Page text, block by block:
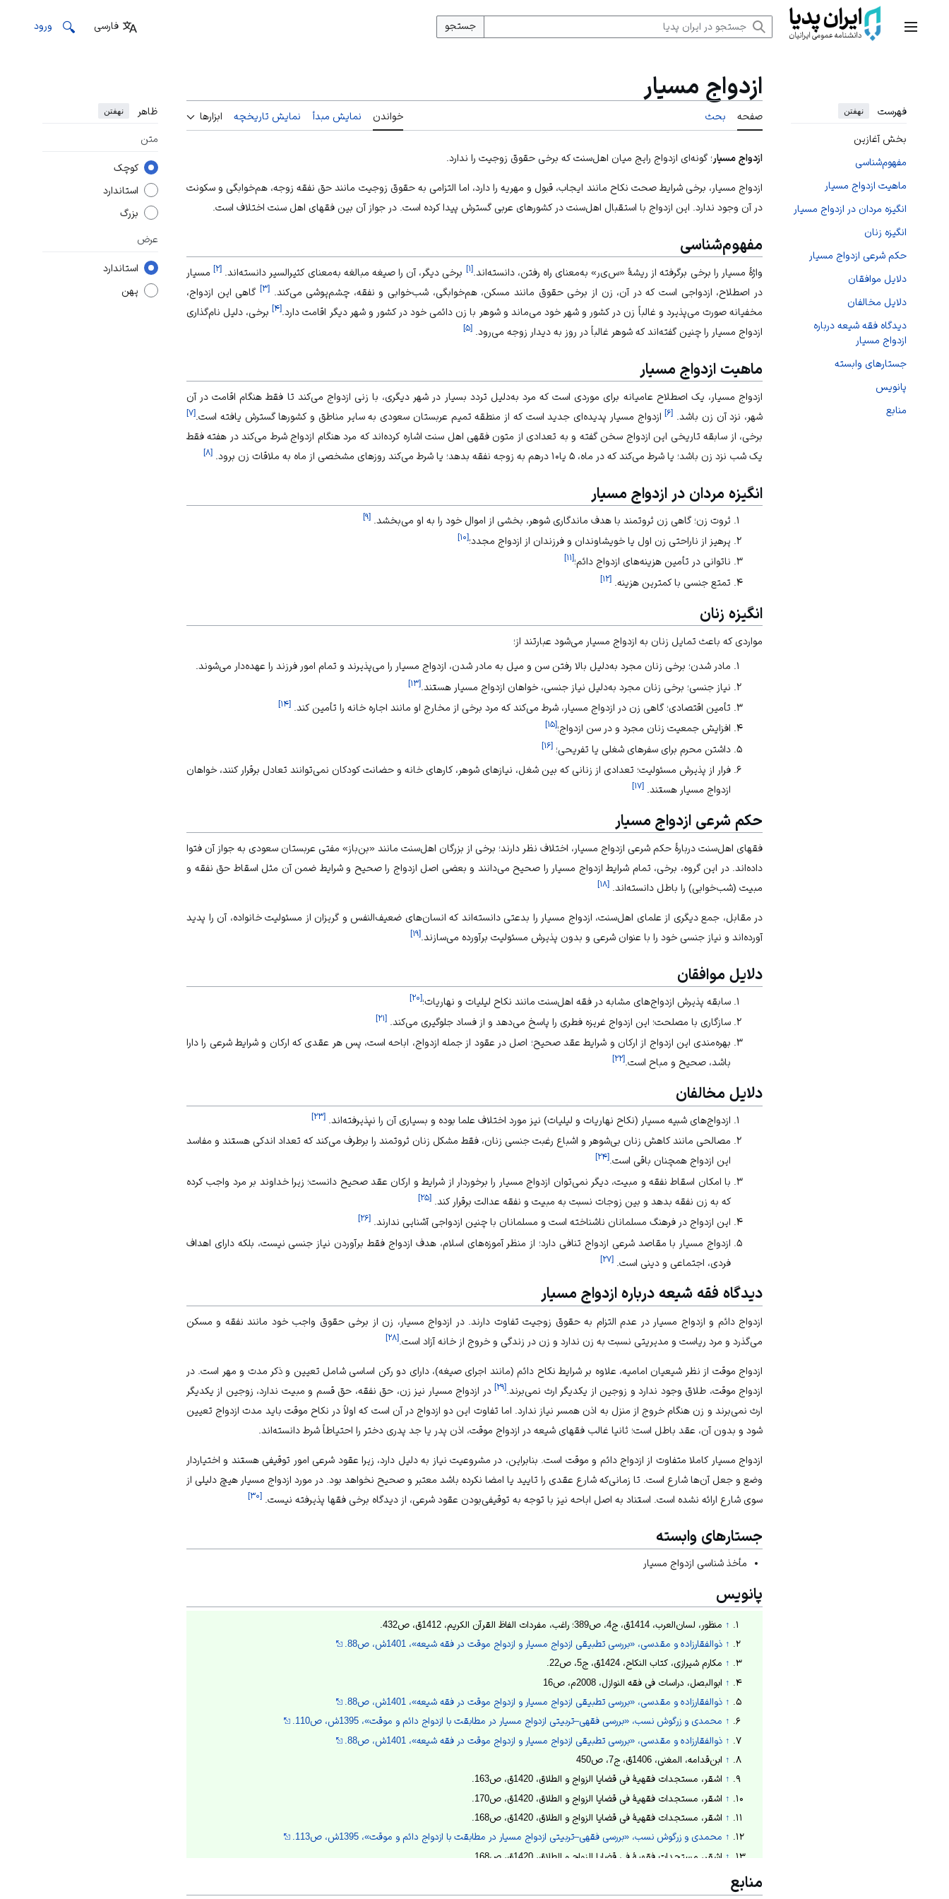
منوی اصلی
جستجو فارسی ورود
فهرست نهفتن
بخش آغازین
مفهوم‌شناسی
ماهیت ازدواج مسیار
انگیزه مردان در ازدواج مسیار
انگیزه زنان
حکم شرعی ازدواج مسیار
دلایل موافقان
دلایل مخالفان
دیدگاه فقه شیعه درباره
ازدواج مسیار
جستارهای وابسته
پانویس
منابع
ازدواج مسیار
صفحه بحث خواندن نمایش مبدأ نمایش تاریخچه ابزارها ظاهر نهفتن
متن
کوچک
استاندارد
بزرگ
عرض
استاندارد
پهن
ازدواج مسیار ؛ گونه‌ای ازدواج رایج میان اهل‌سنت که برخی حقوق زوجیت را ندارد.
ازدواج مسیار، برخی شرایط صحت نکاح مانند ایجاب، قبول و مهریه را دارد، اما التزامی به حقوق زوجیت مانند حق نفقه زوجه، هم‌خوابگی و سکونت
در آن وجود ندارد. این ازدواج با استقبال اهل‌سنت در کشورهای عربی گسترش پیدا کرده است. در جواز آن بین فقهای اهل سنت اختلاف است.
مفهوم‌شناسی
واژۀ مسیار را برخی برگرفته از ریشۀ «س‌ی‌ر» به‌معنای راه رفتن، دانسته‌اند.[۱] برخی دیگر، آن را صیغه مبالغه به‌معنای کثیرالسیر دانسته‌اند. [۲]مسیار
در اصطلاح، ازدواجی است که در آن، زن از برخی حقوق مانند مسکن، هم‌خوابگی، شب‌خوابی و نفقه، چشم‌پوشی می‌کند.[۳] گاهی این ازدواج،
مخفیانه صورت می‌پذیرد و غالباً زن در کشور و شهر خود می‌ماند و شوهر با زن دائمی خود در کشور و شهر دیگر اقامت دارد.[۴]برخی، دلیل نام‌گذاری
ازدواج مسیار را چنین گفته‌اند که شوهر غالباً در روز به دیدار زوجه می‌رود. [۵]
ماهیت ازدواج مسیار
ازدواج مسیار، یک اصطلاح عامیانه برای موردی است که مرد به‌دلیل تردد بسیار در شهر دیگری، با زنی ازدواج می‌کند تا فقط هنگام اقامت در آن
شهر، نزد آن زن باشد. [۶]ازدواج مسیار پدیده‌ای جدید است که از منطقه تمیم عربستان سعودی به سایر مناطق و کشورها گسترش یافته است.[۷]
برخی، از سابقه تاریخی این ازدواج سخن گفته و به تعدادی از متون فقهی اهل سنت اشاره کرده‌اند که مرد هنگام ازدواج شرط می‌کند در هفته فقط
یک شب نزد زن باشد؛ یا شرط می‌کند که در ماه، ۵ یا۱۰ درهم به زوجه نفقه بدهد؛ یا شرط می‌کند روزهای مشخصی از ماه به ملاقات زن برود.
[۸]
انگیزه مردان در ازدواج مسیار
ثروت زن؛ گاهی زن ثروتمند با هدف ماندگاری شوهر، بخشی از اموال خود را به او می‌بخشد. [۹]
پرهیز از ناراحتی زن اول یا خویشاوندان و فرزندان از ازدواج مجدد؛[۱۰]
ناتوانی در تأمین هزینه‌های ازدواج دائم؛[۱۱]
تمتع جنسی با کمترین هزینه. [۱۲]
انگیزه زنان
مواردی که باعث تمایل زنان به ازدواج مسیار می‌شود عبارتند از؛
مادر شدن؛ برخی زنان مجرد به‌دلیل بالا رفتن سن و میل به مادر شدن، ازدواج مسیار را می‌پذیرند و تمام امور فرزند را عهده‌دار می‌شوند.
نیاز جنسی؛ برخی زنان مجرد به‌دلیل نیاز جنسی، خواهان ازدواج مسیار هستند. [۱۳]
تأمین اقتصادی؛ گاهی زن در ازدواج مسیار، شرط می‌کند که مرد برخی از مخارج او مانند اجاره خانه را تأمین کند. [۱۴]
افزایش جمعیت زنان مجرد و در سن ازدواج؛[۱۵]
داشتن محرم برای سفرهای شغلی یا تفریحی؛ [۱۶]
فرار از پذیرش مسئولیت؛ تعدادی از زنانی که بین شغل، نیازهای شوهر، کارهای خانه و حضانت کودکان نمی‌توانند تعادل برقرار کنند، خواهان
ازدواج مسیار هستند.
[۱۷]
حکم شرعی ازدواج مسیار
فقهای اهل‌سنت دربارۀ حکم شرعی ازدواج مسیار، اختلاف نظر دارند؛ برخی از بزرگان اهل‌سنت مانند «بن‌باز» مفتی عربستان سعودی به جواز آن فتوا
داده‌اند. در این گروه، برخی، تمام شرایط ازدواج مسیار را صحیح می‌دانند و بعضی اصل ازدواج را صحیح و شرایط ضمن آن مثل اسقاط حق نفقه و
مبیت (شب‌خوابی) را باطل دانسته‌اند. [۱۸]
در مقابل، جمع دیگری از علمای اهل‌سنت، ازدواج مسیار را بدعتی دانسته‌اند که انسان‌های ضعیف‌النفس و گریزان از مسئولیت‌ خانواده، آن را پدید
آورده‌اند و نیاز جنسی خود را با عنوان شرعی و بدون پذیرش مسئولیت برآورده می‌سازند.[۱۹]
دلایل موافقان
سابقه پذیرش ازدواج‌های مشابه در فقه اهل‌سنت مانند نکاح لیلیات و نهاریات؛[۲۰]
سازگاری با مصلحت؛ این ازدواج غریزه فطری را پاسخ می‌دهد و از فساد جلوگیری می‌کند. [۲۱]
بهره‌مندی این ازدواج از ارکان و شرایط عقد صحیح؛ اصل در عقود از جمله ازدواج، اباحه است، پس هر عقدی که ارکان و شرایط شرعی را دارا
باشد، صحیح و مباح است.[۲۲]
دلایل مخالفان
ازدواج‌های شبیه مسیار (نکاح نهاریات و لیلیات) نیز مورد اختلاف علما بوده و بسیاری آن را نپذیرفته‌اند. [۲۳]
مصالحی مانند کاهش زنان بی‌شوهر و اشباع رغبت جنسی زنان، فقط مشکل زنان ثروتمند را برطرف می‌کند که تعداد اندکی هستند و مفاسد
این ازدواج همچنان باقی است.[۲۴]
با امکان اسقاط نفقه و مبیت، دیگر نمی‌توان ازدواج مسیار را برخوردار از شرایط و ارکان عقد صحیح دانست؛ زیرا خداوند بر مرد واجب کرده
که به زن نفقه بدهد و بین زوجات نسبت به مبیت و نفقه عدالت برقرار کند.
[۲۵]
این ازدواج در فرهنگ مسلمانان ناشناخته است و مسلمانان با چنین ازدواجی آشنایی ندارند. [۲۶]
ازدواج مسیار با مقاصد شرعی ازدواج تنافی دارد؛ از منظر آموزه‌های اسلام، هدف ازدواج فقط برآوردن نیاز جنسی نیست، بلکه دارای اهداف
فردی، اجتماعی و دینی است.
[۲۷]
دیدگاه فقه شیعه درباره ازدواج مسیار
ازدواج دائم و ازدواج مسیار در عدم التزام به حقوق زوجیت تفاوت دارند. در ازدواج مسیار، زن از برخی حقوق واجب خود مانند نفقه و مسکن
می‌گذرد و مرد ریاست و مدیریتی نسبت به زن ندارد و زن در زندگی و خروج از خانه آزاد است. [۲۸]
ازدواج موقت از نظر شیعیان امامیه، علاوه بر شرایط نکاح دائم (مانند اجرای صیغه)، دارای دو رکن اساسی شامل تعیین و ذکر مدت و مهر است. در
ازدواج موقت، طلاق وجود ندارد و زوجین از یکدیگر ارث نمی‌برند. [۲۹]در ازدواج مسیار نیز زن، حق نفقه، حق قسم و مبیت ندارد، زوجین از یکدیگر
ارث نمی‌برند و زن هنگام خروج از منزل به اذن همسر نیاز ندارد. اما تفاوت این دو ازدواج در آن است که اولاً در نکاح موقت باید مدت ازدواج تعیین
شود و بدون آن، عقد باطل است؛ ثانیا غالب فقهای شیعه در ازدواج موقت، اذن پدر یا جد پدری دختر را احتیاطاً شرط دانسته‌اند.
ازدواج مسیار کاملا متفاوت از ازدواج دائم و موقت است. بنابراین، در مشروعیت نیاز به دلیل دارد، زیرا عقود شرعی امور توقیفی هستند و اختیاردار
وضع و جعل آن‌ها شارع است. تا زمانی‌که شارع عقدی را تایید یا امضا نکرده باشد معتبر و صحیح نخواهد بود. در مورد ازدواج مسیار هیچ دلیلی از
سوی شارع ارائه نشده است. استناد به اصل اباحه نیز با توجه به توقیفی‌بودن عقود شرعی، از دیدگاه برخی فقها پذیرفته نیست.
[۳۰]
جستارهای وابسته
مأخذ شناسی ازدواج مسیار
پانویس
↑ ‌منظور، لسان‌العرب، 1414ق، ج4، ص389؛ راغب، مفردات الفاظ القرآن الکریم، 1412ق، ص432.
↑ ذوالفقارزاده و مقدسی، «بررسی تطبیقی ازدواج مسیار و ازدواج موقت در فقه شیعه»، 1401ش، ص88.
↑ مکارم شیرازی، کتاب النکاح، 1424ق، ج5، ص22.
↑ ابوالبصل، دراسات فی فقه النوازل، 2008م، ص16
↑ ذوالفقارزاده و مقدسی، «بررسی تطبیقی ازدواج مسیار و ازدواج موقت در فقه شیعه»، 1401ش، ص88.
↑ محمدی و زرگوش نسب، «بررسی فقهی–تربیتی ازدواج مسیار در مطابقت با ازدواج دائم و موقت»، 1395ش، ص110.
↑ ذوالفقارزاده و مقدسی، «بررسی تطبیقی ازدواج مسیار و ازدواج موقت در فقه شیعه»، 1401ش، ص88.
↑ ابن‌قدامه، المغنی، 1406ق، ج7، ص450
↑ اشقر، مستجدات فقهیۀ فی قضایا الزواج و الطلاق، 1420ق، ص163.
↑ اشقر، مستجدات فقهیۀ فی قضایا الزواج و الطلاق، 1420ق، ص170.
↑ اشقر، مستجدات فقهیۀ فی قضایا الزواج و الطلاق، 1420ق، ص168.
↑ محمدی و زرگوش نسب، «بررسی فقهی–تربیتی ازدواج مسیار در مطابقت با ازدواج دائم و موقت»، 1395ش، ص113.
↑ اشقر، مستجدات فقهیۀ فی قضایا الزواج و الطلاق، 1420ق، ص168.
↑ اشقر، مستجدات فقهیۀ فی قضایا الزواج و الطلاق، 1420ق، ص168.
منابع